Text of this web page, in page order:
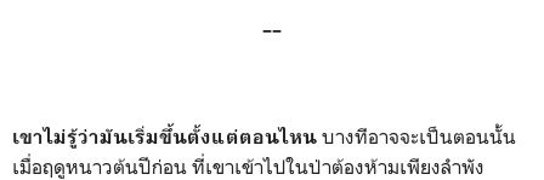
––
เขาไม่รู้ว่ามันเริ่มขึ้นตั้งแต่ตอนไหน บางทีอาจจะเป็นตอนนั้น
เมื่อฤดูหนาวต้นปีก่อน ที่เขาเข้าไปในป่าต้องห้ามเพียงลำพัง